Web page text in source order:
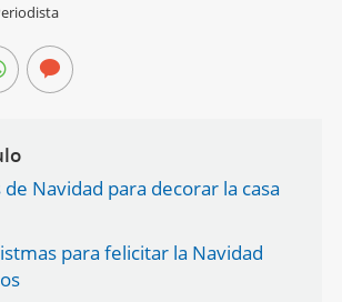
Navidad para decorar la casa
para felicitar la Navidad